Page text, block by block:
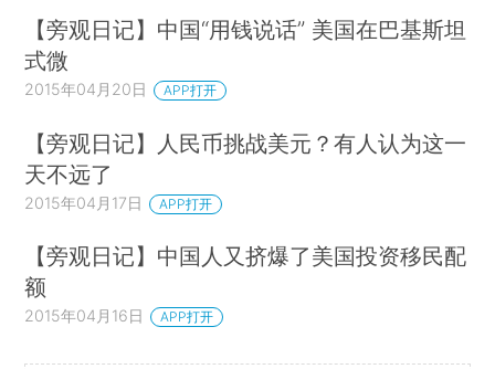
【旁观日记】中国“用钱说话” 美国在巴基斯坦
式微
2015年04月20日 APP打开
【旁观日记】人民币挑战美元？有人认为这一
天不远了
2015年04月17日 APP打开
【旁观日记】中国人又挤爆了美国投资移民配
额
2015年04月16日 APP打开